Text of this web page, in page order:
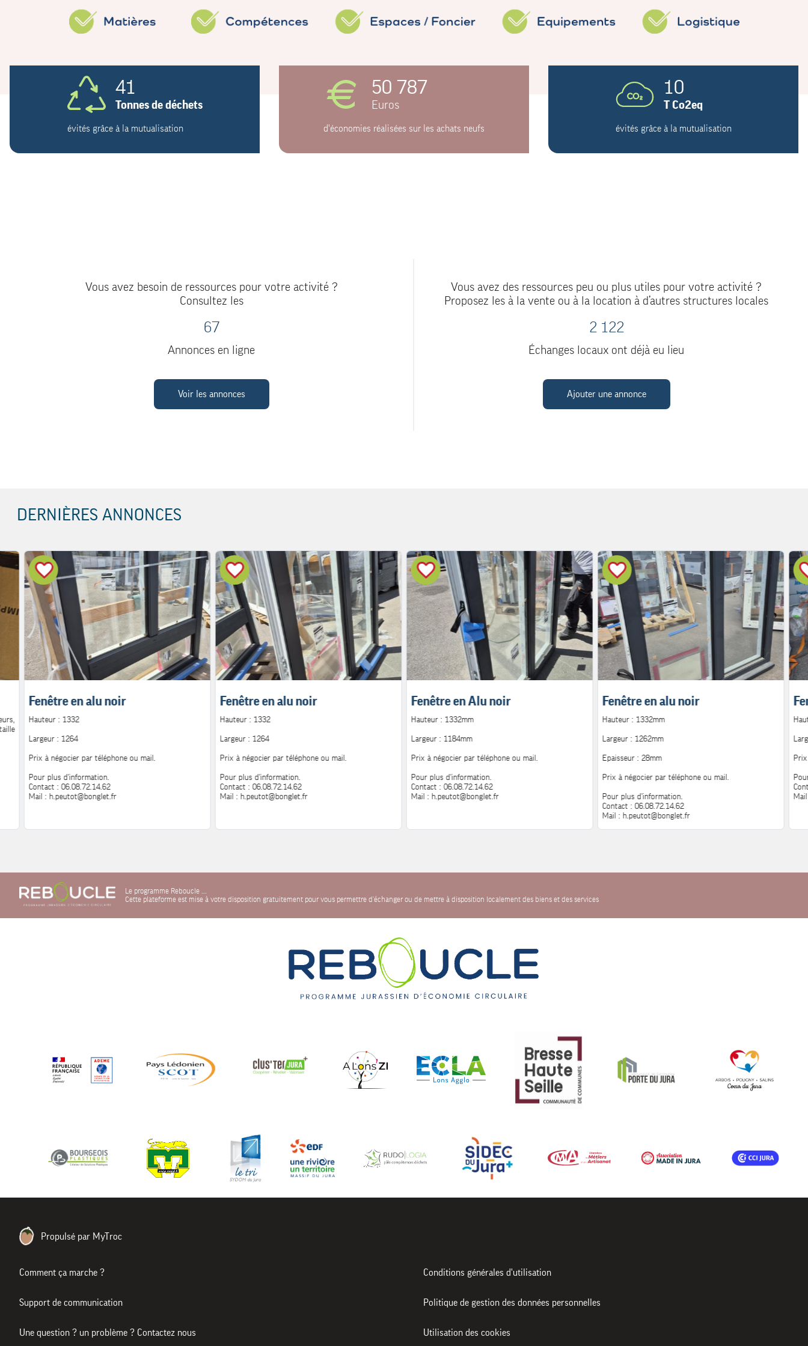
41
Tonnes de déchets
évités grâce à la mutualisation
50 787
Euros
d'économies réalisées sur les achats neufs
10
T Co2eq
évités grâce à la mutualisation
Vous avez besoin de ressources pour votre activité ?
Consultez les
67
Annonces en ligne
Voir les annonces
Vous avez des ressources peu ou plus utiles pour votre activité ?
Proposez les à la vente ou à la location à d’autres structures locales
2 122
Échanges locaux ont déjà eu lieu
Ajouter une annonce
DERNIÈRES ANNONCES
Fenêtre en alu noir
Hauteur : 1332
Largeur : 1264
Prix à négocier par téléphone ou mail.
Pour plus d'information.
Contact : 06.08.72.14.62
Mail : h.peutot@bonglet.fr
Fenêtre en alu noir
Hauteur : 1332
Largeur : 1264
Prix à négocier par téléphone ou mail.
Pour plus d'information.
Contact : 06.08.72.14.62
Mail : h.peutot@bonglet.fr
Fenêtre en Alu noir
Hauteur : 1332mm
Largeur : 1184mm
Prix à négocier par téléphone ou mail.
Pour plus d'information.
Contact : 06.08.72.14.62
Mail : h.peutot@bonglet.fr
Fenêtre en alu noir
Hauteur : 1332mm
Largeur : 1262mm
Epaisseur : 28mm
Prix à négocier par téléphone ou mail.
Pour plus d'information.
Contact : 06.08.72.14.62
Mail : h.peutot@bonglet.fr
Le programme Reboucle ...
Cette plateforme est mise à votre disposition gratuitement pour vous permettre d'échanger ou de mettre à disposition localement des biens et des services
Propulsé par MyTroc
Comment ça marche ?
Support de communication
Une question ? un problème ? Contactez nous
Conditions générales d'utilisation
Politique de gestion des données personnelles
Utilisation des cookies